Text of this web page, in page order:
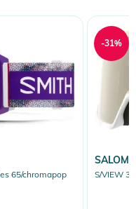
65/chromapop
S/VIEW 3
-31%